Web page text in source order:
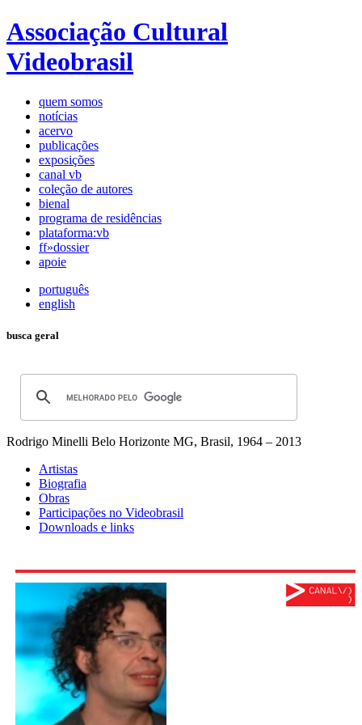
Associação Cultural
Videobrasil
quem somos
notícias
acervo
publicações
exposições
canal vb
coleção de autores
bienal
programa de residências
plataforma:vb
ff»dossier
apoie
português
english
busca geral
Rodrigo Minelli Belo Horizonte MG, Brasil, 1964 – 2013
Artistas
Biografia
Obras
Participações no Videobrasil
Downloads e links